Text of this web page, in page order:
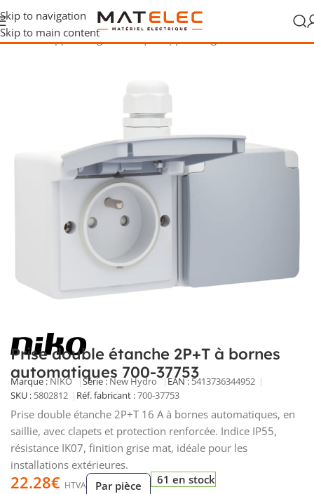
Skip to navigation
Skip to main content
Accueil/Appareillage électrique/Appareillage étanche
Prise double étanche 2P+T à bornes
automatiques 700-37753
Marque : NIKO Série : New Hydro EAN :5413736344952
SKU : 5802812 Réf. fabricant :700-37753
Prise double étanche 2P+T 16 A à bornes automatiques, en
saillie, avec clapets et protection renforcée. Indice IP55,
résistance IK07, finition grise mat, idéale pour les
installations extérieures.
22.28€ HTVA Par pièce
61 en stock